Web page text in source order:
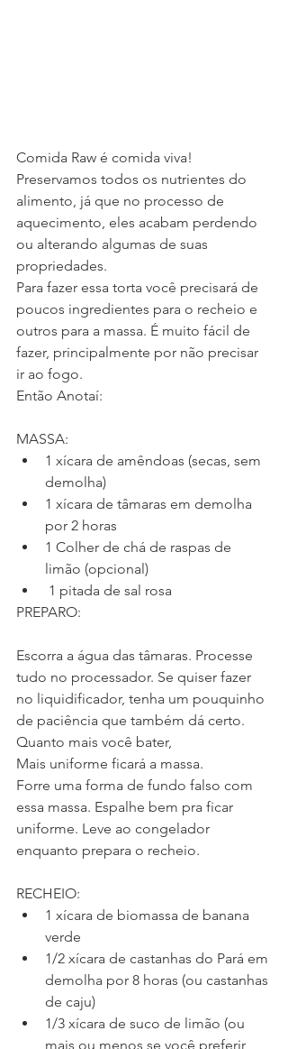
Comida Raw é comida viva!
Preservamos todos os nutrientes do
alimento, já que no processo de
aquecimento, eles acabam perdendo
ou alterando algumas de suas
propriedades.
Para fazer essa torta você precisará de
poucos ingredientes para o recheio e
outros para a massa. É muito fácil de
fazer, principalmente por não precisar
ir ao fogo.
Então Anotaí:
MASSA:
1 xícara de amêndoas (secas, sem
demolha)
1 xícara de tâmaras em demolha
por 2 horas
1 Colher de chá de raspas de
limão (opcional)
1 pitada de sal rosa
PREPARO:
Escorra a água das tâmaras. Processe
tudo no processador. Se quiser fazer
no liquidificador, tenha um pouquinho
de paciência que também dá certo.
Quanto mais você bater,
Mais uniforme ficará a massa.
Forre uma forma de fundo falso com
essa massa. Espalhe bem pra ficar
uniforme. Leve ao congelador
enquanto prepara o recheio.
RECHEIO:
1 xícara de biomassa de banana
verde
1/2 xícara de castanhas do Pará em
demolha por 8 horas (ou castanhas
de caju)
1/3 xícara de suco de limão (ou
mais ou menos se você preferir